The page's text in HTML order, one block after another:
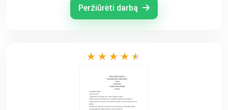
Peržiūrėti darbą